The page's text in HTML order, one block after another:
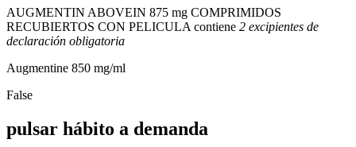
AUGMENTIN ABOVEIN 875 mg COMPRIMIDOS
RECUBIERTOS CON PELICULA contiene 2 excipientes de
declaración obligatoria
Augmentine 850 mg/ml
False
pulsar hábito a demanda